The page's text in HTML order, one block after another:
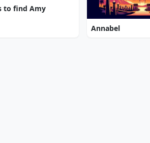
to find Amy
Annabel